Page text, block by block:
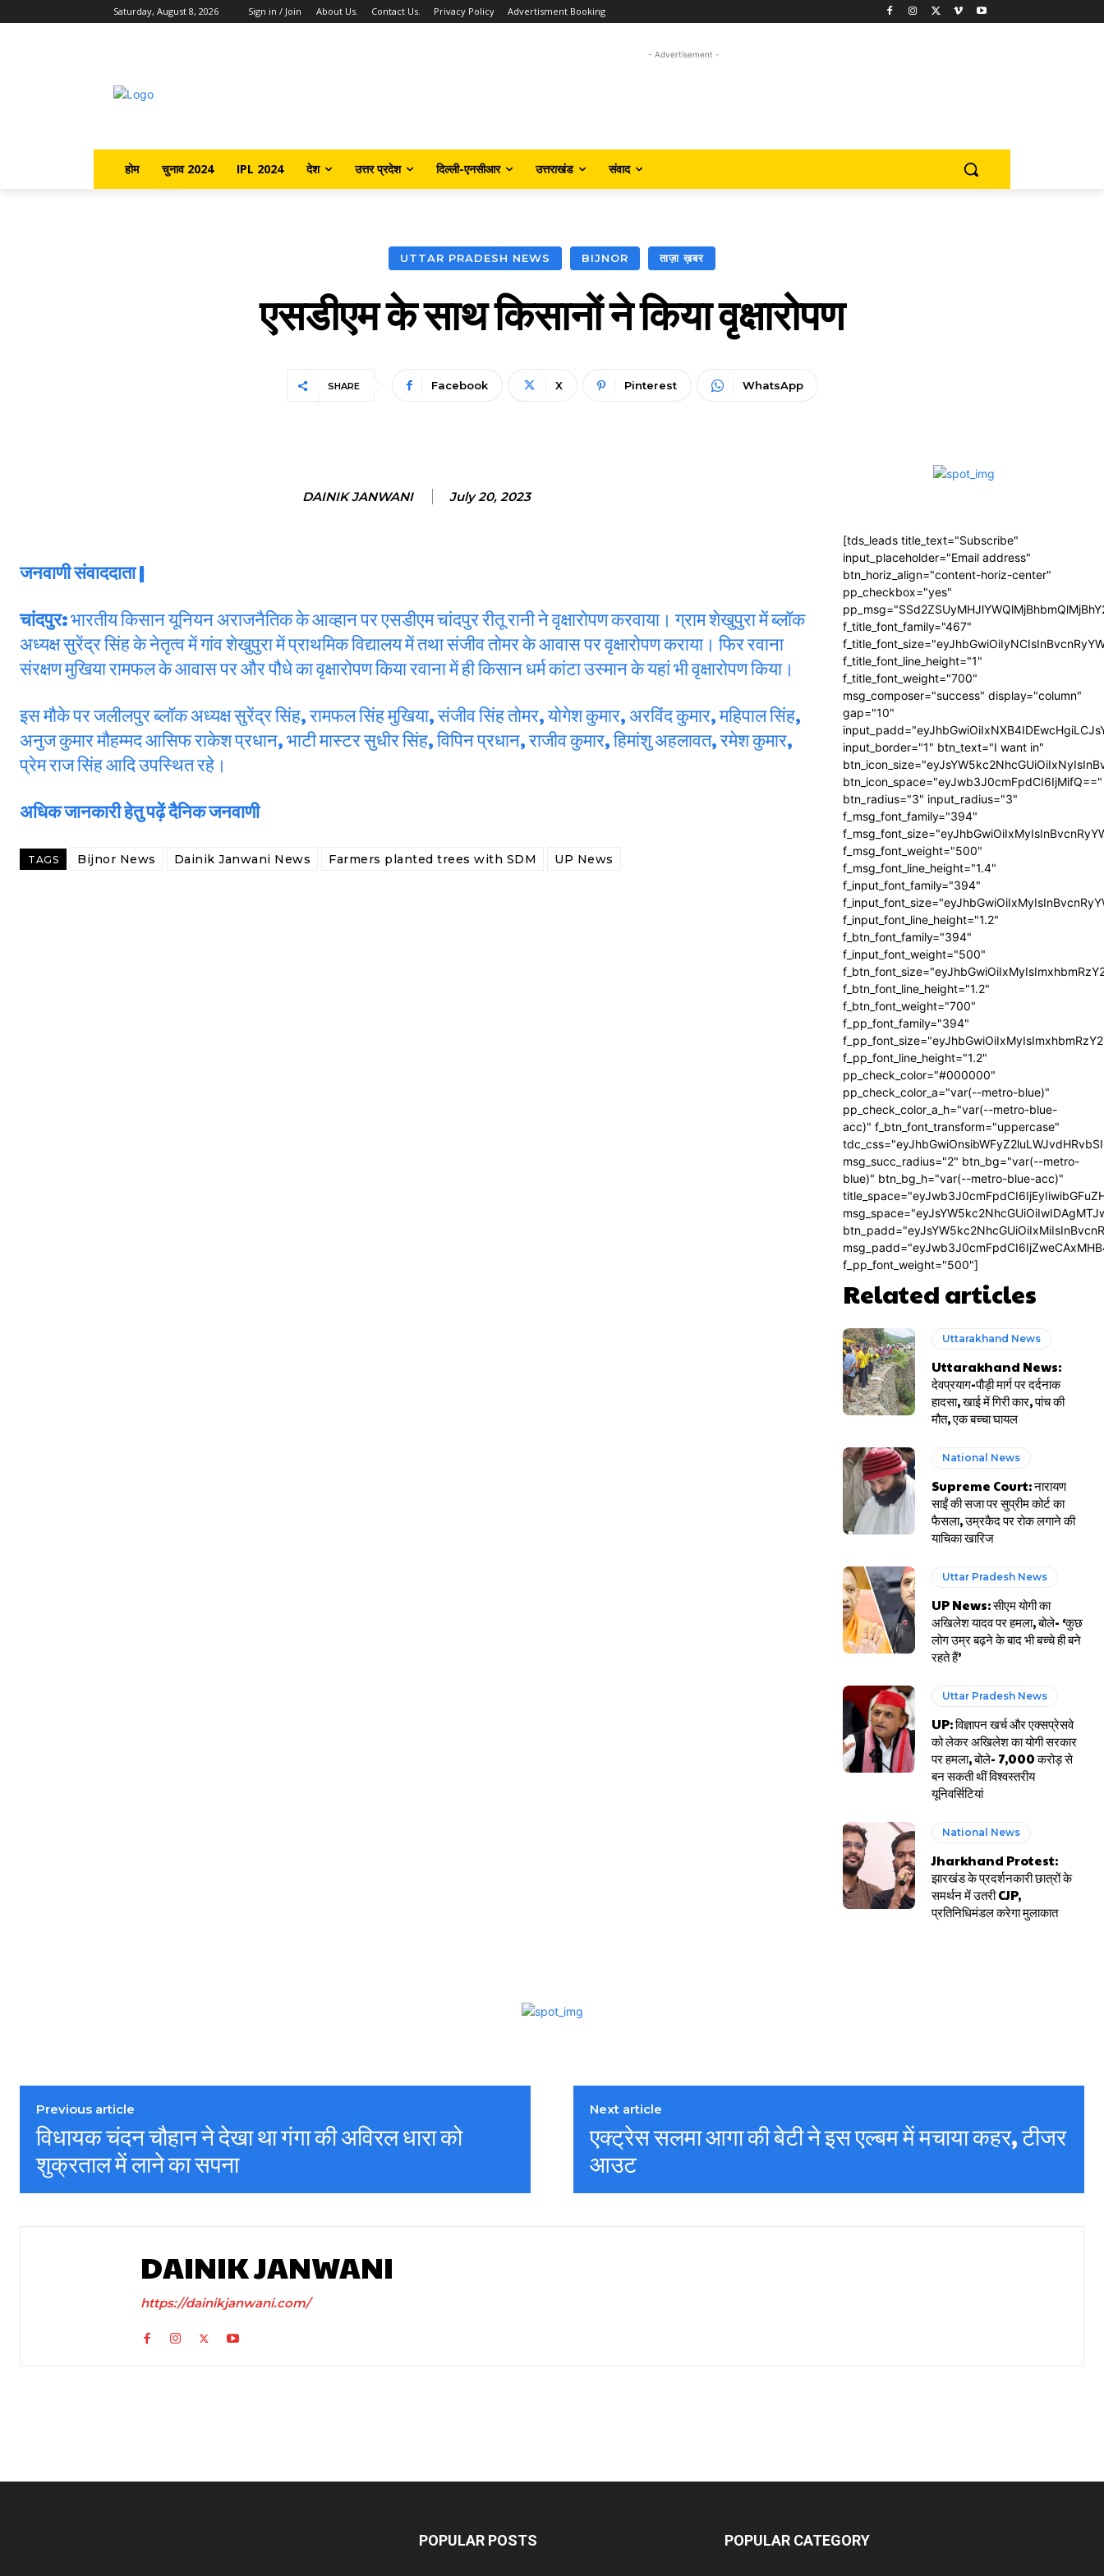
Saturday, August 8, 2026 Sign in / Join About Us. Contact Us. Privacy Policy Advertisment Booking
- Advertisement -
होम चुनाव 2024 IPL 2024 देश उत्तर प्रदेश दिल्ली-एनसीआर उत्तराखंड संवाद
UTTAR PRADESH NEWS BIJNOR ताज़ा ख़बर
एसडीएम के साथ किसानों ने किया वृक्षारोपण
SHARE Facebook X Pinterest WhatsApp
DAINIK JANWANI July 20, 2023
जनवाणी संवाददाता |
चांदपुर:भारतीय किसान यूनियन अराजनैतिक के आव्हान पर एसडीएम चांदपुर रीतू रानी ने वृक्षारोपण करवाया। ग्राम शेखुपुरा में ब्लॉक
अध्यक्ष सुरेंद्र सिंह के नेतृत्व में गांव शेखुपुरा में प्राथमिक विद्यालय में तथा संजीव तोमर के आवास पर वृक्षारोपण कराया। फिर रवाना
संरक्षण मुखिया रामफल के आवास पर और पौधे का वृक्षारोपण किया रवाना में ही किसान धर्म कांटा उस्मान के यहां भी वृक्षारोपण किया।
इस मौके पर जलीलपुर ब्लॉक अध्यक्ष सुरेंद्र सिंह, रामफल सिंह मुखिया, संजीव सिंह तोमर, योगेश कुमार, अरविंद कुमार, महिपाल सिंह,
अनुज कुमार मौहम्मद आसिफ राकेश प्रधान, भाटी मास्टर सुधीर सिंह, विपिन प्रधान, राजीव कुमार, हिमांशु अहलावत, रमेश कुमार,
प्रेम राज सिंह आदि उपस्थित रहे।
अधिक जानकारी हेतु पढ़ें दैनिक जनवाणी
TAGS Bijnor News Dainik Janwani News Farmers planted trees with SDM UP News
[tds_leads title_text="Subscribe"
input_placeholder="Email address"
btn_horiz_align="content-horiz-center"
pp_checkbox="yes"
f_title_font_family="467"
f_title_font_line_height="1"
f_title_font_weight="700"
msg_composer="success" display="column"
gap="10"
input_border="1" btn_text="I want in"
btn_icon_space="eyJwb3J0cmFpdCI6IjMifQ=="
btn_radius="3" input_radius="3"
f_msg_font_family="394"
f_msg_font_weight="500"
f_msg_font_line_height="1.4"
f_input_font_family="394"
f_input_font_line_height="1.2"
f_btn_font_family="394"
f_input_font_weight="500"
f_btn_font_line_height="1.2"
f_btn_font_weight="700"
f_pp_font_family="394"
f_pp_font_line_height="1.2"
pp_check_color="#000000"
pp_check_color_a="var(--metro-blue)"
pp_check_color_a_h="var(--metro-blue-
acc)" f_btn_font_transform="uppercase"
msg_succ_radius="2" btn_bg="var(--metro-
blue)" btn_bg_h="var(--metro-blue-acc)"
f_pp_font_weight="500"]
Related articles
Uttarakhand News
Uttarakhand News:
देवप्रयाग-पौड़ी मार्ग पर दर्दनाक
हादसा, खाई में गिरी कार, पांच की
मौत, एक बच्चा घायल
National News
Supreme Court: नारायण
साईं की सजा पर सुप्रीम कोर्ट का
फैसला, उम्रकैद पर रोक लगाने की
याचिका खारिज
Uttar Pradesh News
UP News: सीएम योगी का
अखिलेश यादव पर हमला, बोले- ‘कुछ
लोग उम्र बढ़ने के बाद भी बच्चे ही बने
रहते हैं’
Uttar Pradesh News
UP: विज्ञापन खर्च और एक्सप्रेसवे
को लेकर अखिलेश का योगी सरकार
पर हमला, बोले- 7,000 करोड़ से
बन सकती थीं विश्वस्तरीय
यूनिवर्सिटियां
National News
Jharkhand Protest:
झारखंड के प्रदर्शनकारी छात्रों के
समर्थन में उतरी CJP,
प्रतिनिधिमंडल करेगा मुलाकात
Previous article
विधायक चंदन चौहान ने देखा था गंगा की अविरल धारा को
शुक्रताल में लाने का सपना
Next article
एक्ट्रेस सलमा आगा की बेटी ने इस एल्बम में मचाया कहर, टीजर
आउट
DAINIK JANWANI
https://dainikjanwani.com/
POPULAR POSTS POPULAR CATEGORY